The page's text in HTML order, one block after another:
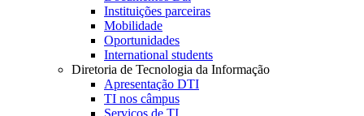
Instituições parceiras
Mobilidade
Oportunidades
International students
Diretoria de Tecnologia da Informação
Apresentação DTI
TI nos câmpus